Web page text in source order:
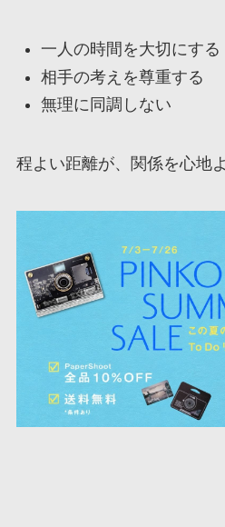
一人の時間を大切にする
相手の考えを尊重する
無理に同調しない
程よい距離が、関係を心地